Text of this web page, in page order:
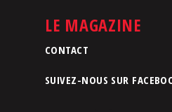
LE MAGAZINE
CONTACT
SUIVEZ-NOUS SUR